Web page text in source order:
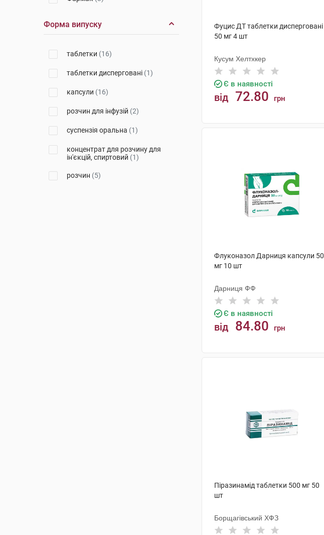
Юрія-Фарм(1)
К.О. Славія Фарм
Лабораторіос Ліконса(2)
Фармекс Груп
Фарева Амбуаз(1)
Новартіс Фарма(1)
Янссен-Сілаг(1)
Форма випуску
таблетки (16)
таблетки дисперговані (1)
капсули (16)
розчин для інфузій (2)
суспензія оральна (1)
концентрат для розчину для
ін'єкцій, спиртовий (1)
розчин (5)
Фуцис ДТ таблетки дисперговані
50 мг 4 шт
Кусум Хелтхкер
Є в наявності
від 72.80 грн
Флуконазол Дарниця капсули 50
мг 10 шт
Дарниця ФФ
Є в наявності
від 84.80 грн
Піразинамід таблетки 500 мг 50
шт
Борщагівський ХФЗ